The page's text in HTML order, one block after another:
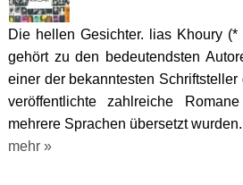
Die hellen Gesichter. lias Khoury
gehört zu den bedeutendsten
einer der bekanntesten
veröffentlichte zahlreiche
mehrere Sprachen übersetzt
mehr »